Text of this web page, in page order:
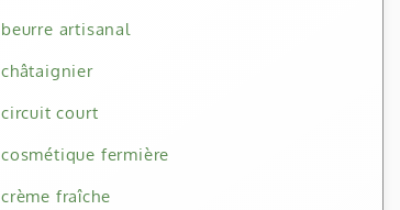
beurre artisanal
châtaignier
circuit court
cosmétique fermière
crème fraîche